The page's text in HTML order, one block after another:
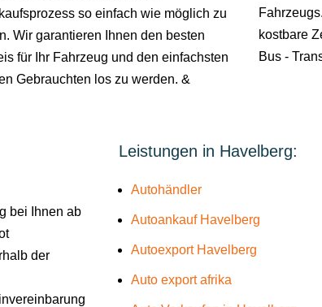
so einfach wie möglich zu
Wir garantieren Ihnen den besten
für Ihr Fahrzeug und den einfachsten
Gebrauchten los zu werden. &
kostbare
Bus -
bei Ihnen ab
der
Leistungen in Havelberg:
Autohändler
Autoankauf Havelberg
Autoexport Havelberg
Auto export afrika